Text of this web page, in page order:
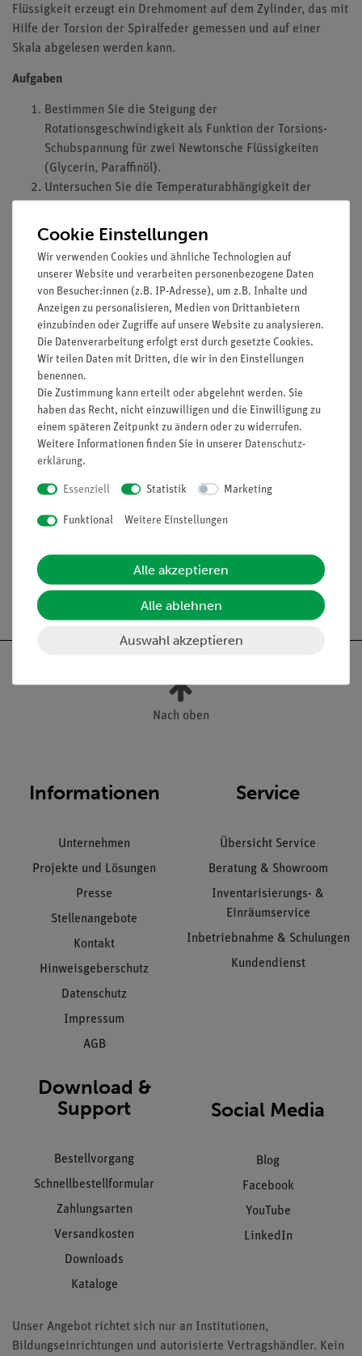
Flüssigkeit erzeugt ein Drehmoment auf dem Zylinder, das mit
Hilfe der Torsion der Spiralfeder gemessen und auf einer
Skala abgelesen werden kann.
Aufgaben
Bestimmen Sie die Steigung der
Rotationsgeschwindigkeit als Funktion der Torsions-
Schubspannung für zwei Newtonsche Flüssigkeiten
(Glycerin, Paraffinöl).
Untersuchen Sie die Temperaturabhängigkeit der
Bestimmen Sie die Fließkurve für eine nicht -
Newtonsche Flüssigkeit (Schokolade).
Lernziele
Schubspannung
Geschwindigkeitsgradienten Innere Reibung
Viskosität
Plastizität
(Bitte beachten: Versuchsbeschreibung nur in englischer
Sprache erhältlich)
Media / Downloads
Nach oben
Informationen
Unternehmen
Projekte und Lösungen
Presse
Stellenangebote
Kontakt
Hinweisgeberschutz
Datenschutz
Impressum
AGB
Service
Übersicht Service
Beratung & Showroom
Inventarisierungs- &
Einräumservice
Inbetriebnahme & Schulungen
Kundendienst
Download &
Support
Bestellvorgang
Schnellbestellformular
Zahlungsarten
Versandkosten
Downloads
Kataloge
Social Media
Blog
Facebook
YouTube
LinkedIn
Unser Angebot richtet sich nur an Institutionen,
Bildungseinrichtungen und autorisierte Vertragshändler. Kein
Cookie Einstellungen
Wir verwenden Cookies und ähnliche Technologien auf
unserer Website und verarbeiten personenbezogene Daten
von Besucher:innen (z.B. IP-Adresse), um z.B. Inhalte und
Anzeigen zu personalisieren, Medien von Drittanbietern
einzubinden oder Zugriffe auf unsere Website zu analysieren.
Die Datenverarbeitung erfolgt erst durch gesetzte Cookies.
Wir teilen Daten mit Dritten, die wir in den Einstellungen
benennen.
Die Zustimmung kann erteilt oder abgelehnt werden. Sie
haben das Recht, nicht einzuwilligen und die Einwilligung zu
einem späteren Zeitpunkt zu ändern oder zu widerrufen.
Weitere Informationen finden Sie in unserer Daten­schutz­
erklärung.
Essenziell Statistik Marketing
Funktional Weitere Einstellungen
Alle akzeptieren
Alle ablehnen
Auswahl akzeptieren